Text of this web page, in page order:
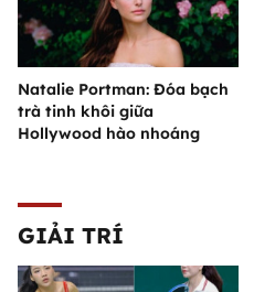
Natalie Portman: Đóa bạch
trà tinh khôi giữa
Hollywood hào nhoáng
GIẢI TRÍ